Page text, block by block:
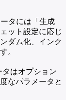
タには「生成
ット設定に応じ
ダム化、インク
。
タはオプション
なパラメータと